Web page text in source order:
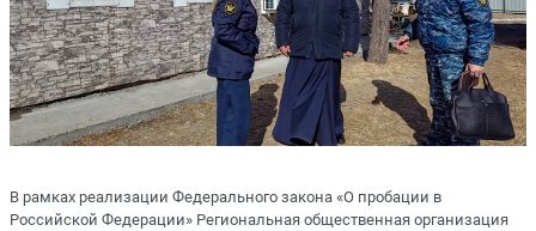
В рамках реализации Федерального закона «О пробации в
Российской Федерации» Региональная общественная организация